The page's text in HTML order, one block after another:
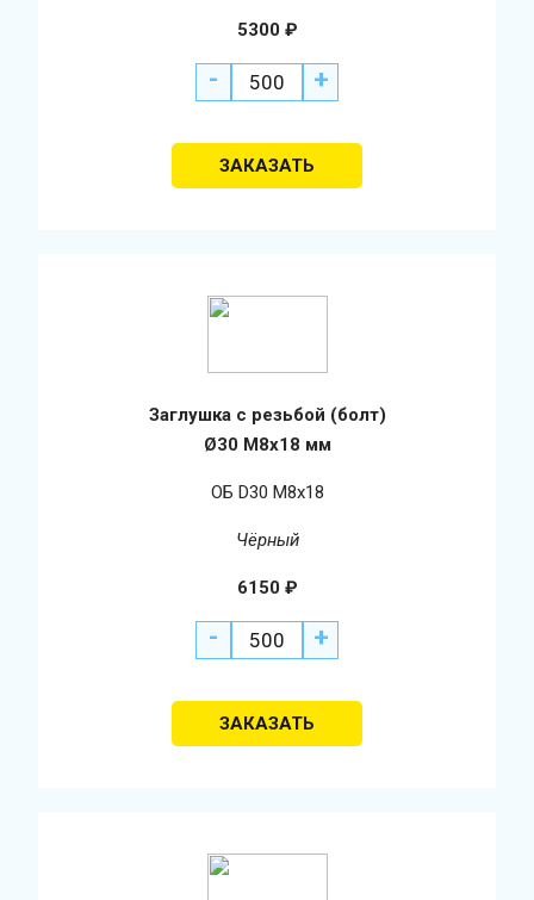
5300₽
- +
Заглушка с резьбой (болт)
Ø30 М8х18 мм
ОБ D30 М8х18
Чёрный
6150₽
- +